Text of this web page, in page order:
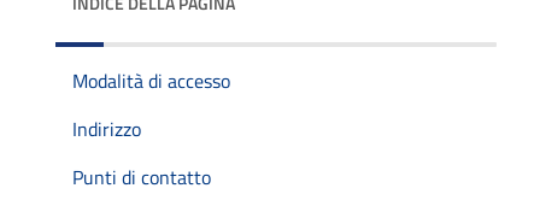
Modalità di accesso
Indirizzo
Punti di contatto